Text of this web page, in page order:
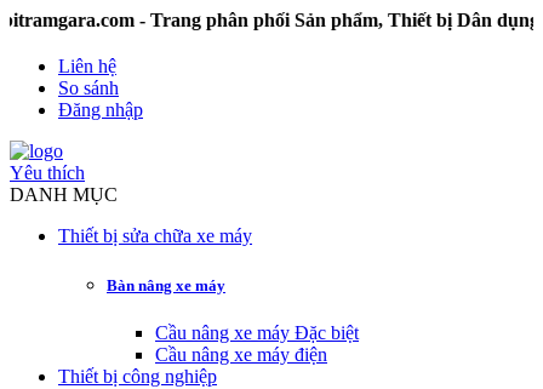
- Trang phân phối Sản phẩm, Thiết bị Dân dụng và
Liên hệ
So sánh
Đăng nhập
Yêu thích
DANH MỤC
Thiết bị sửa chữa xe máy
Bàn nâng xe máy
Cầu nâng xe máy Đặc biệt
Cầu nâng xe máy điện
Thiết bị công nghiệp